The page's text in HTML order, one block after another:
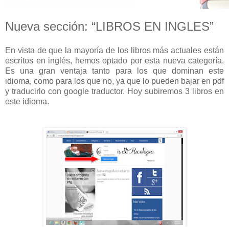
Nueva sección: “LIBROS EN INGLES”
En vista de que la mayoría de los libros más actuales están
escritos en inglés, hemos optado por esta nueva categoría.
Es una gran ventaja tanto para los que dominan este
idioma, como para los que no, ya que lo pueden bajar en pdf
y traducirlo con google traductor. Hoy subiremos 3 libros en
este idioma.